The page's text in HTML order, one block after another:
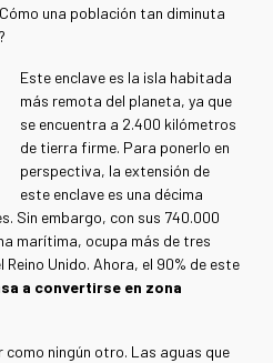
una población tan diminuta
Este enclave es la isla habitada
más remota del planeta, ya que
se encuentra a 2.400 kilómetros
de tierra firme. Para ponerlo en
perspectiva, la extensión de
este enclave es una décima
Sin embargo, con sus 740.000
marítima, ocupa más de tres
Unido. Ahora, el 90% de este
a convertirse en zona
como ningún otro. Las aguas que